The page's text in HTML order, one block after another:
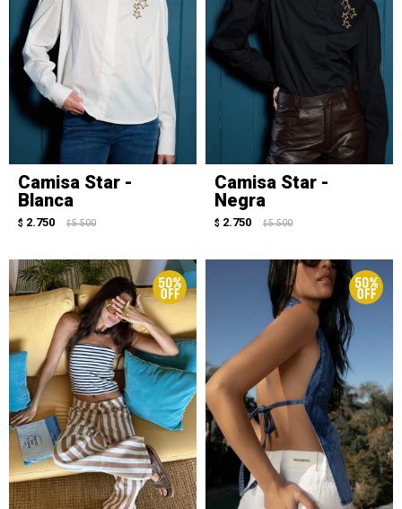
Camisa Star -
Blanca
$ 2.750 $ 5.500
Camisa Star -
Negra
$ 2.750 $ 5.500